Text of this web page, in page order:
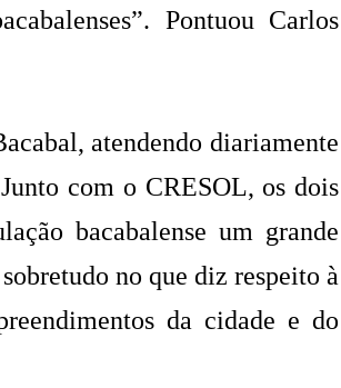
Pontuou Carlos
atendendo diariamente
com o CRESOL, os dois
bacabalense um grande
no que diz respeito à
da cidade e do